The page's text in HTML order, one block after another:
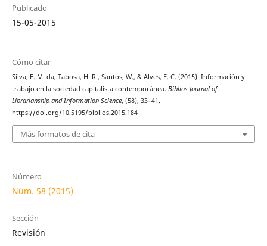
Publicado
15-05-2015
Cómo citar
Silva, E. M. da, Tabosa, H. R., Santos, W., & Alves, E. C. (2015). Información y
trabajo en la sociedad capitalista contemporánea. Biblios Journal of
Librarianship and Information Science, (58), 33–41.
https://doi.org/10.5195/biblios.2015.184
Más formatos de cita
Número
Núm. 58 (2015)
Sección
Revisión